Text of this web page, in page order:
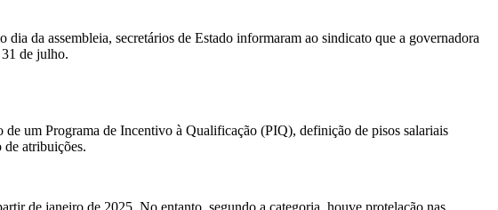
da assembleia, secretários de Estado informaram ao sindicato que a governadora
de julho.
um Programa de Incentivo à Qualificação (PIQ), definição de pisos salariais
de atribuições.
de janeiro de 2025. No entanto, segundo a categoria, houve protelação nas